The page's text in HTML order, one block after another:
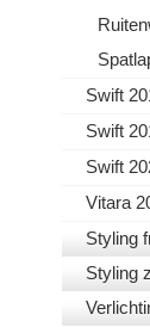
Swift
Swift
Swift
Vitara
Styling
Styling